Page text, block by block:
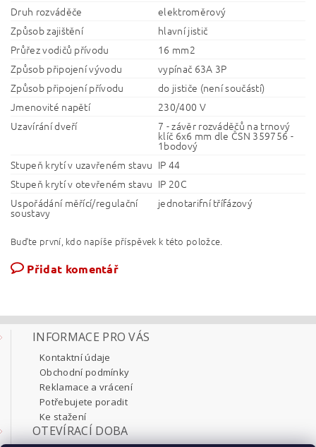
Druh rozváděče
elektroměrový
Způsob zajištění
hlavní jistič
Průřez vodičů přívodu
16 mm2
Způsob připojení vývodu
vypínač 63A 3P
Způsob připojení přívodu
do jističe (není součástí)
Jmenovité napětí
230/400 V
Uzavírání dveří
7 - závěr rozváděčů na trnový
klíč 6x6 mm dle ČSN 359756 -
1bodový
Stupeň krytí v uzavřeném stavu IP 44
Stupeň krytí v otevřeném stavu IP 20C
Uspořádání měřící/regulační
soustavy
jednotarifní třífázový
Buďte první, kdo napíše příspěvek k této položce.
Přidat komentář
INFORMACE PRO VÁS
Kontaktní údaje
Obchodní podmínky
Reklamace a vrácení
Potřebujete poradit
Ke stažení
OTEVÍRACÍ DOBA